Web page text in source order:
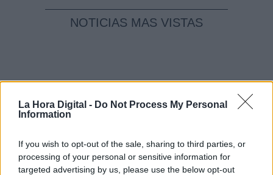
La Hora Digital - Do Not Process My Personal
Information
If you wish to opt-out of the sale, sharing to third parties, or
processing of your personal or sensitive information for
targeted advertising by us, please use the below opt-out
NOTICIAS MAS VISTAS
¿Qué le pasa a la locomotora
alemana?